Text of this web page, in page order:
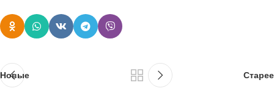
Новые Старее